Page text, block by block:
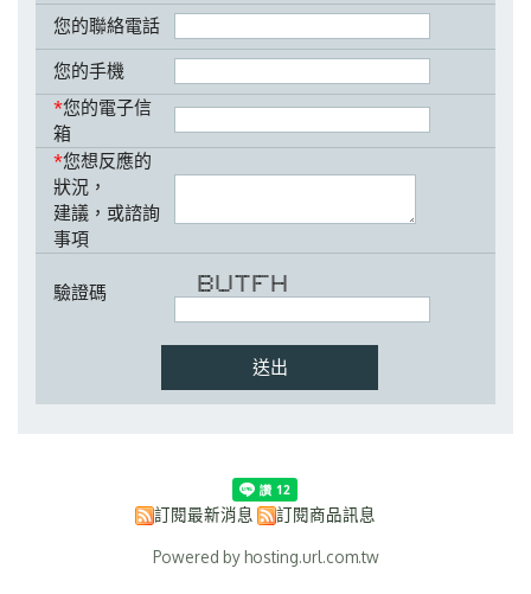
您的聯絡電話
您的手機
*您的電子信
箱
*您想反應的
狀況，
建議，或諮詢
事項
驗證碼
****** * * ******* ******* * *
* * * * * * * *
* * * * * * * *
****** * * * **** *******
* * * * * * * *
* * * * * * * *
****** ***** * * * *
訂閱最新消息 訂閱商品訊息
Powered by hosting.url.com.tw